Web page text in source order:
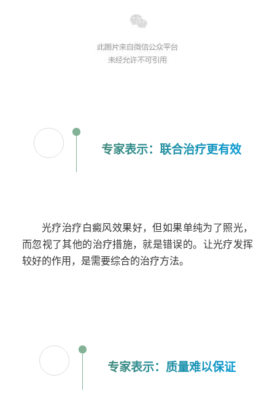
0
专家表示：联合治疗更有效
光疗治疗白癜风效果好，但如果单纯为了照光，
而忽视了其他的治疗措施，就是错误的。让光疗发挥
较好的作用，是需要综合的治疗方法。
0
专家表示：质量难以保证